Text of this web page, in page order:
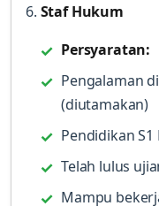
6. Staf Hukum
Persyaratan:
Pengalaman
(diutamakan)
Pendidikan
Telah lulus
Mampu